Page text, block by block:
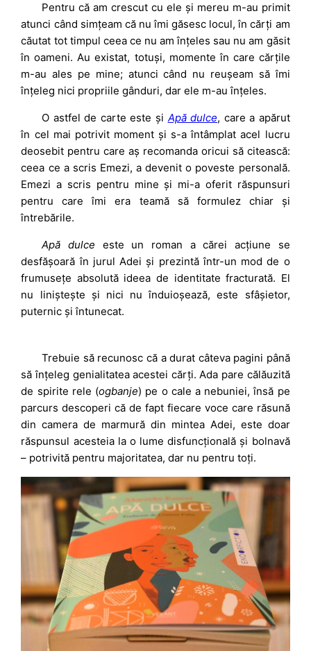
Pentru că am crescut cu ele și mereu m-au primit
atunci când simțeam că nu îmi găsesc locul, în cărți am
căutat tot timpul ceea ce nu am înțeles sau nu am găsit
în oameni. Au existat, totuși, momente în care cărțile
m-au ales pe mine; atunci când nu reușeam să îmi
înțeleg nici propriile gânduri, dar ele m-au înțeles.
O astfel de carte este și Apă dulce, care a apărut
în cel mai potrivit moment și s-a întâmplat acel lucru
deosebit pentru care aș recomanda oricui să citească:
ceea ce a scris Emezi, a devenit o poveste personală.
Emezi a scris pentru mine și mi-a oferit răspunsuri
pentru care îmi era teamă să formulez chiar și
întrebările.
Apă dulce este un roman a cărei acțiune se
desfășoară în jurul Adei și prezintă într-un mod de o
frumusețe absolută ideea de identitate fracturată. El
nu liniștește și nici nu înduioșează, este sfâșietor,
puternic și întunecat.
Trebuie să recunosc că a durat câteva pagini până
să înțeleg genialitatea acestei cărți. Ada pare călăuzită
de spirite rele (ogbanje) pe o cale a nebuniei, însă pe
parcurs descoperi că de fapt fiecare voce care răsună
din camera de marmură din mintea Adei, este doar
răspunsul acesteia la o lume disfuncțională și bolnavă
– potrivită pentru majoritatea, dar nu pentru toți.